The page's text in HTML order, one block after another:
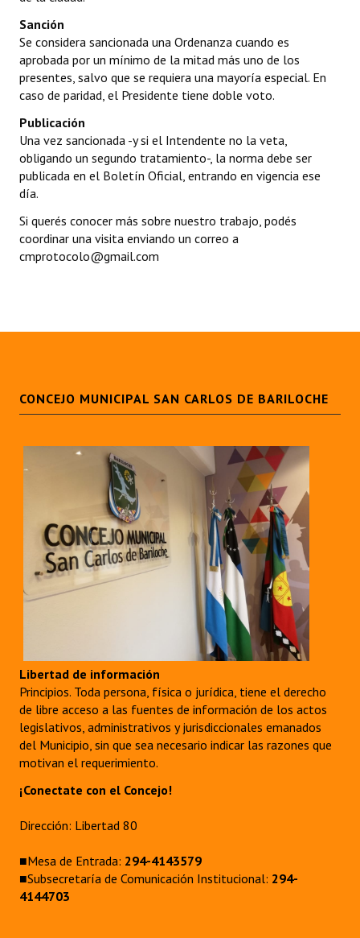
Entrega de distinciones
REFORMA DE LA CARTA ORGÁNICA
Sanción
Se considera sancionada una Ordenanza cuando es
aprobada por un mínimo de la mitad más uno de los
presentes, salvo que se requiera una mayoría especial. En
caso de paridad, el Presidente tiene doble voto.
Publicación
Una vez sancionada -y si el Intendente no la veta,
obligando un segundo tratamiento-, la norma debe ser
publicada en el Boletín Oficial, entrando en vigencia ese
día.
Si querés conocer más sobre nuestro trabajo, podés
coordinar una visita enviando un correo a
cmprotocolo@gmail.com
CONCEJO MUNICIPAL SAN CARLOS DE BARILOCHE
Libertad de información
Principios. Toda persona, física o jurídica, tiene el derecho
de libre acceso a las fuentes de información de los actos
legislativos, administrativos y jurisdiccionales emanados
del Municipio, sin que sea necesario indicar las razones que
motivan el requerimiento.
¡Conectate con el Concejo!
Dirección: Libertad 80
■Mesa de Entrada: 294-4143579
■Subsecretaría de Comunicación Institucional: 294-
4144703